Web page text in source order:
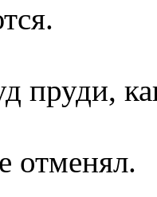
пруди,
отменял.